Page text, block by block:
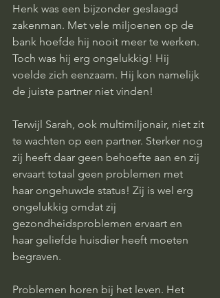
Henk was een bijzonder geslaagd
zakenman. Met vele miljoenen op de
bank hoefde hij nooit meer te werken.
Toch was hij erg ongelukkig! Hij
voelde zich eenzaam. Hij kon namelijk
de juiste partner niet vinden!
Terwijl Sarah, ook multimiljonair, niet zit
te wachten op een partner. Sterker nog
zij heeft daar geen behoefte aan en zij
ervaart totaal geen problemen met
haar ongehuwde status! Zij is wel erg
ongelukkig omdat zij
gezondheidsproblemen ervaart en
haar geliefde huisdier heeft moeten
begraven.
Problemen horen bij het leven. Het